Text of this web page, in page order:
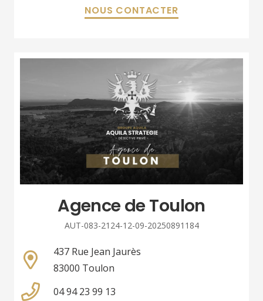
NOUS CONTACTER
Agence de Toulon
AUT-083-2124-12-09-20250891184
437 Rue Jean Jaurès
83000 Toulon
04 94 23 99 13